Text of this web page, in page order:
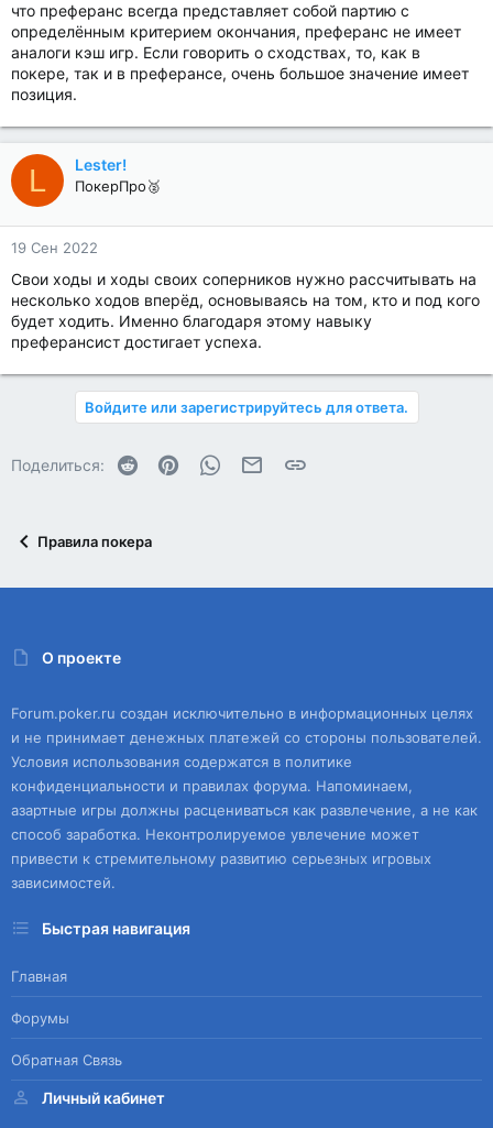
что преферанс всегда представляет собой партию с
определённым критерием окончания, преферанс не имеет
аналоги кэш игр. Если говорить о сходствах, то, как в
покере, так и в преферансе, очень большое значение имеет
позиция.
L Lester!
ПокерПро🥈
19 Сен 2022
Свои ходы и ходы своих соперников нужно рассчитывать на
несколько ходов вперёд, основываясь на том, кто и под кого
будет ходить. Именно благодаря этому навыку
преферансист достигает успеха.
Войдите или зарегистрируйтесь для ответа.
Поделиться: Reddit PinterestWhatsAppЭлектронная почта
Ссылка
Правила покера
О проекте
Forum.poker.ru создан исключительно в информационных целях
и не принимает денежных платежей со стороны пользователей.
Условия использования содержатся в политике
конфиденциальности и правилах форума. Напоминаем,
азартные игры должны расцениваться как развлечение, а не как
способ заработка. Неконтролируемое увлечение может
привести к стремительному развитию серьезных игровых
зависимостей.
Быстрая навигация
Главная
Форумы
Обратная Связь
Личный кабинет